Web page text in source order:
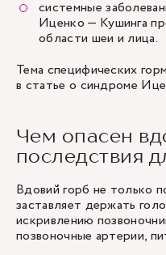
системные
Иценко — Кушинга
области шеи и лица.
Тема специфических
в статье о синдроме
Чем опасен
последствия
Вдовий горб не только
заставляет держать
искривлению
позвоночные артерии,